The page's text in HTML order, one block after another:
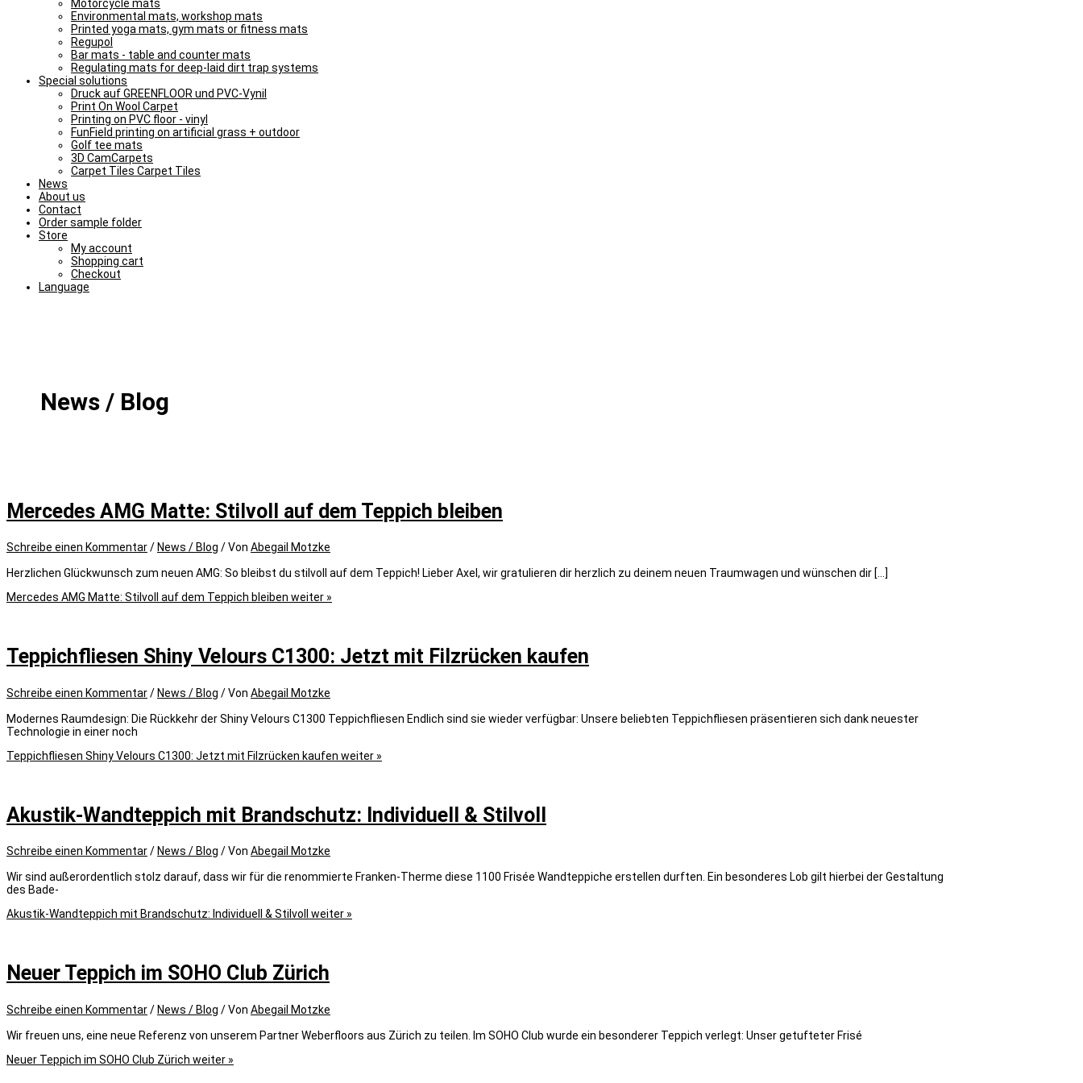
Motorcycle mats
Environmental mats, workshop mats
Printed yoga mats, gym mats or fitness mats
Regupol
Bar mats - table and counter mats
Regulating mats for deep-laid dirt trap systems
Special solutions
Druck auf GREENFLOOR und PVC-Vynil
Print On Wool Carpet
Printing on PVC floor - vinyl
FunField printing on artificial grass + outdoor
Golf tee mats
3D CamCarpets
Carpet Tiles Carpet Tiles
News
About us
Contact
Order sample folder
Store
My account
Shopping cart
Checkout
Language
News / Blog
Mercedes AMG Matte: Stilvoll auf dem Teppich bleiben
Schreibe einen Kommentar/ News / Blog / Von Abegail Motzke
Herzlichen Glückwunsch zum neuen AMG: So bleibst du stilvoll auf dem Teppich! Lieber Axel, wir gratulieren dir herzlich zu deinem neuen Traumwagen und wünschen dir […]
Mercedes AMG Matte: Stilvoll auf dem Teppich bleiben weiter »
Teppichfliesen Shiny Velours C1300: Jetzt mit Filzrücken kaufen
Schreibe einen Kommentar/ News / Blog / Von Abegail Motzke
Modernes Raumdesign: Die Rückkehr der Shiny Velours C1300 Teppichfliesen Endlich sind sie wieder verfügbar: Unsere beliebten Teppichfliesen präsentieren sich dank neuester
Technologie in einer noch
Teppichfliesen Shiny Velours C1300: Jetzt mit Filzrücken kaufen weiter »
Akustik-Wandteppich mit Brandschutz: Individuell & Stilvoll
Schreibe einen Kommentar/ News / Blog / Von Abegail Motzke
Wir sind außerordentlich stolz darauf, dass wir für die renommierte Franken-Therme diese 1100 Frisée Wandteppiche erstellen durften. Ein besonderes Lob gilt hierbei der Gestaltung
des Bade-
Akustik-Wandteppich mit Brandschutz: Individuell & Stilvoll
weiter »
Neuer Teppich im SOHO Club Zürich
Schreibe einen Kommentar/ News / Blog / Von Abegail Motzke
Wir freuen uns, eine neue Referenz von unserem Partner Weberfloors aus Zürich zu teilen. Im SOHO Club wurde ein besonderer Teppich verlegt: Unser getufteter Frisé
Neuer Teppich im SOHO Club Zürich weiter »